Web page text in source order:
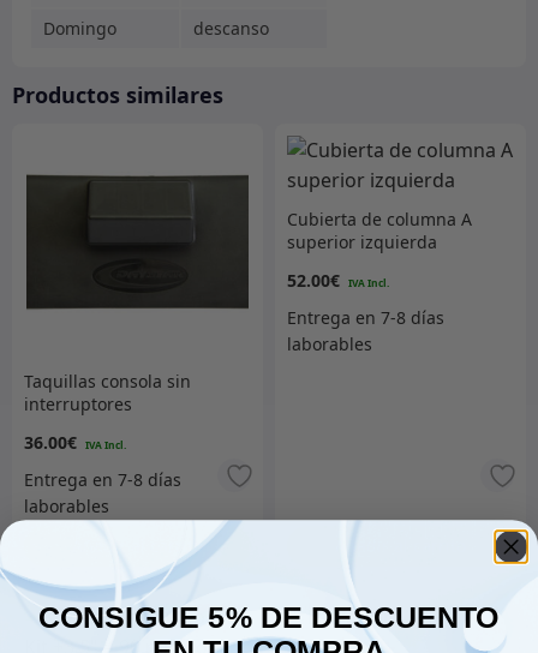
Domingo
descanso
Productos similares
Taquillas consola sin
interruptores
36.00€
Añadir al carrito
Cubierta de columna A
superior izquierda
52.00€
CONSIGUE 5% DE DESCUENTO